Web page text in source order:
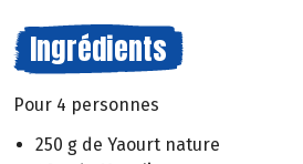
Ingrédients
Pour 4 personnes
250 g de Yaourt nature